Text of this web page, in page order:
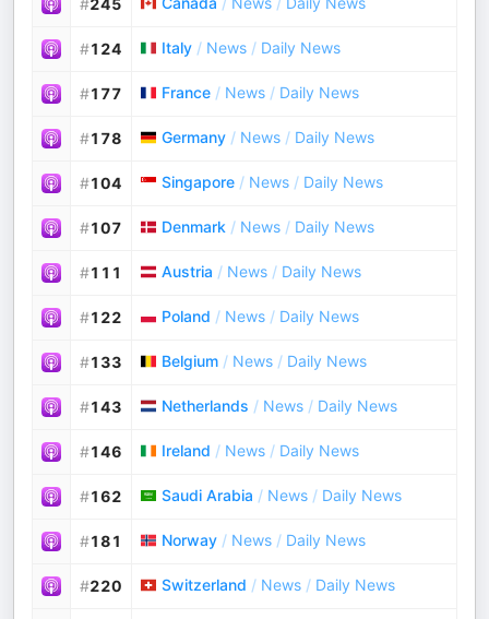
#245
#124 Italy / News / Daily News
#177 France / News / Daily News
#178 Germany / News / Daily News
#104 Singapore / News / Daily News
#107 Denmark / News / Daily News
#111 Austria / News / Daily News
#122 Poland / News / Daily News
#133 Belgium / News / Daily News
#143 Netherlands / News / Daily News
#146 Ireland / News / Daily News
#162 Saudi Arabia / News / Daily News
#181 Norway / News / Daily News
#220 Switzerland / News / Daily News